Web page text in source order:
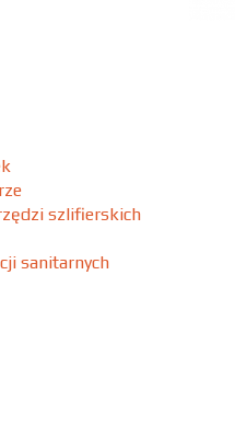
szlifierskich
sanitarnych